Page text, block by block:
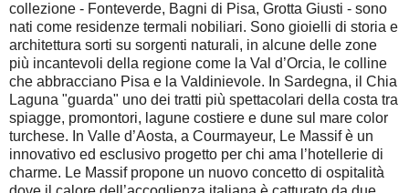
collezione - Fonteverde, Bagni di Pisa, Grotta Giusti - sono
nati come residenze termali nobiliari. Sono gioielli di storia e
architettura sorti su sorgenti naturali, in alcune delle zone
più incantevoli della regione come la Val d’Orcia, le colline
che abbracciano Pisa e la Valdinievole. In Sardegna, il Chia
Laguna "guarda" uno dei tratti più spettacolari della costa tra
spiagge, promontori, lagune costiere e dune sul mare color
turchese. In Valle d’Aosta, a Courmayeur, Le Massif è un
innovativo ed esclusivo progetto per chi ama l’hotellerie di
charme. Le Massif propone un nuovo concetto di ospitalità